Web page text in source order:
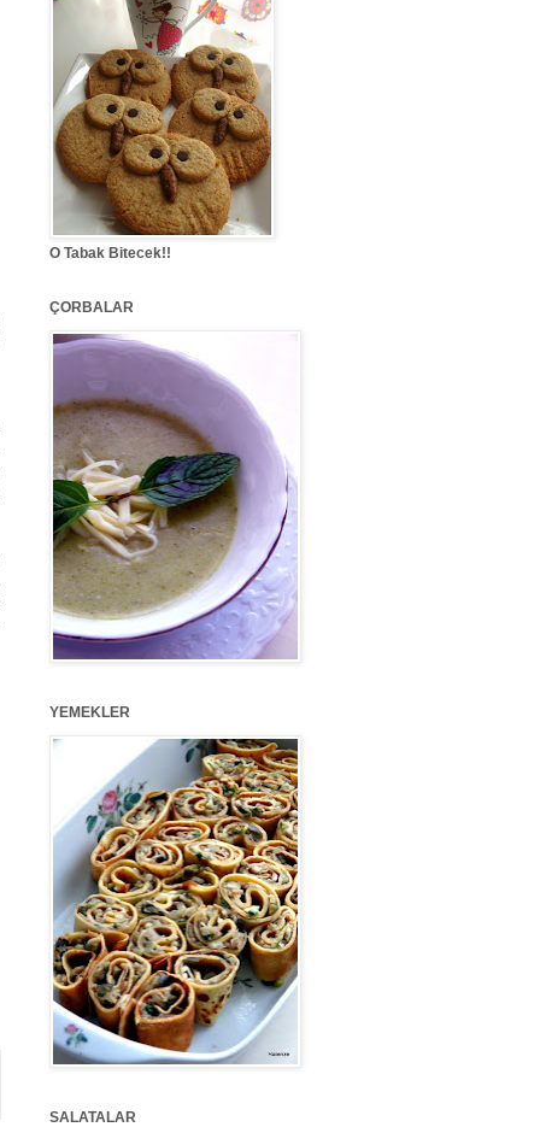
O Tabak Bitecek!!
ÇORBALAR
YEMEKLER
SALATALAR